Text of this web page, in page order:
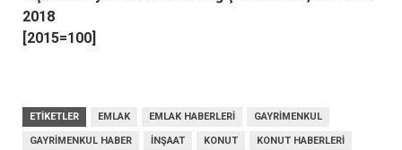
2018
[2015=100]
ETIKETLER EMLAK EMLAK HABERLERI GAYRIMENKUL
GAYRIMENKUL HABER INŞAAT KONUT KONUT HABERLERI